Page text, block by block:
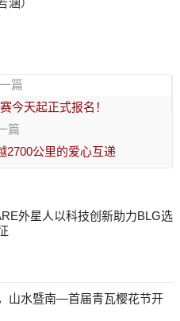
涵）
篇
今天起正式报名！
篇
2700公里的爱心互递
外星人以科技创新助力BLG选
山水暨南—首届青瓦樱花节开